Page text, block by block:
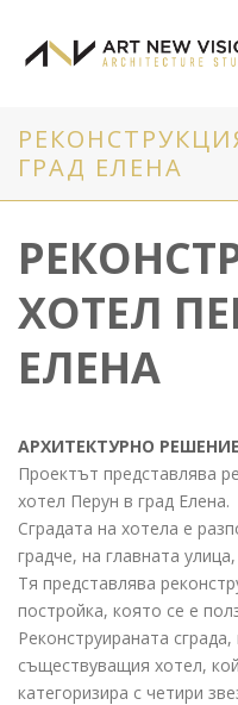
ГРАД ЕЛЕНА
ХОТЕЛ
ЕЛЕНА
АРХИТЕКТУРНО
Проектът представлява
хотел Перун в град Елена.
Сградата на хотела е
градче, на главната
Тя представлява
постройка, която се е
Реконструираната
съществуващия хотел,
категоризира с четири